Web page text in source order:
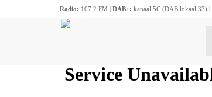
Radio: 107.2 FM | DAB+: kanaal 5C (DAB lokaal 33) |